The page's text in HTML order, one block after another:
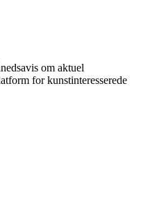
om aktuel
for kunstinteresserede